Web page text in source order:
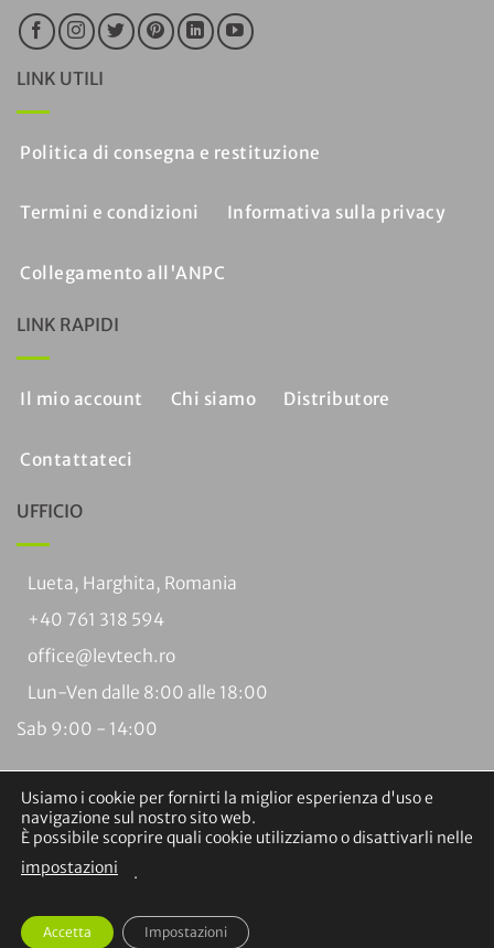
LINK UTILI
Politica di consegna e restituzione
Termini e condizioni Informativa sulla privacy
Collegamento all'ANPC
LINK RAPIDI
Il mio account Chi siamo Distributore
Contattateci
UFFICIO
Lueta, Harghita, Romania
+40 761 318 594
office@levtech.ro
Lun-Ven dalle 8:00 alle 18:00
Sab 9:00 - 14:00
Visto
Copyright 2026 ©Levtech Service and Production SRL. Tutti
i diritti riservati.
Usiamo i cookie per fornirti la miglior esperienza d'uso e
navigazione sul nostro sito web.
È possibile scoprire quali cookie utilizziamo o disattivarli nelle
impostazioni
.
Accetta Impostazioni